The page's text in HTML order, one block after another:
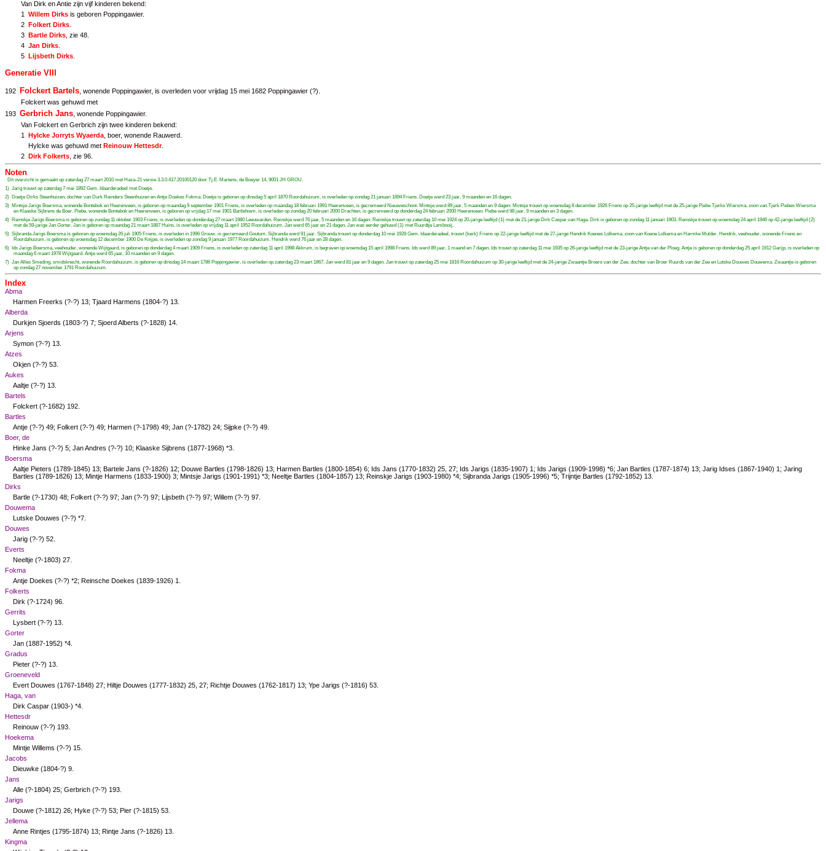
Van Dirk en Antie zijn vijf kinderen bekend:
1
Willem Dirksis geboren Poppingawier.
2 Folkert Dirks.
3 Bartle Dirks, zie 48.
4 Jan Dirks.
5 Lijsbeth Dirks.
Generatie VIII
192 Folckert Bartels, wonende Poppingawier, is overleden voor vrijdag 15 mei 1682 Poppingawier (?).
Folckert was gehuwd met
193 Gerbrich Jans, wonende Poppingawier.
Van Folckert en Gerbrich zijn twee kinderen bekend:
1
Hylcke Jorryts Wyaerda, boer, wonende Rauwerd.
Hylcke was gehuwd met Reinouw Hettesdr.
2
Dirk Folkerts, zie 96.
Noten
Dit overzicht is gemaakt op zaterdag 27 maart 2010 met Haza-21 versie 3.3.0.417.20100120 door Tj.E. Martens, de Boeyer 14, 9001 JH GROU.
1) Jarig trouwt op zaterdag 7 mei 1892 Gem. Idaarderadeel met Doetje.
2) Doetje Dirks Steenhuizen, dochter van Durk Reinders Steenhuizen en Antje Doekes Fokma. Doetje is geboren op dinsdag 5 april 1870 Roordahuizum, is overleden op zondag 21 januari 1894 Friens. Doetje werd 23 jaar, 9 maanden en 16 dagen.
3) Mintsje Jarigs Boersma, wonende Bontebok en Heerenveen, is geboren op maandag 9 september 1901 Friens, is overleden op maandag 18 februari 1991 Heerenveen, is gecremeerd Nieuweschoot. Mintsje werd 89 jaar, 5 maanden en 9 dagen. Mintsje trouwt op woensdag 8 december 1926 Friens op 25-jarige leeftijd met de 25-jarige Piebe Tjerks Wiersma, zoon van Tjerk Piebes Wiersma
en Klaaske Sijbrens de Boer. Piebe, wonende Bontebok en Heerenveen, is geboren op vrijdag 17 mei 1901 Bartlehiem, is overleden op zondag 20 februari 2000 Drachten, is gecremeerd op donderdag 24 februari 2000 Heerenveen. Piebe werd 98 jaar, 9 maanden en 3 dagen.
4) Reinskje Jarigs Boersma is geboren op zondag 11 oktober 1903 Friens, is overleden op donderdag 27 maart 1980 Leeuwarden. Reinskje werd 76 jaar, 5 maanden en 16 dagen. Reinskje trouwt op zaterdag 10 mei 1924 op 20-jarige leeftijd (1) met de 21-jarige Dirk Caspar van Haga. Dirk is geboren op zondag 11 januari 1903. Reinskje trouwt op woensdag 24 april 1946 op 42-jarige leeftijd (2)
met de 59-jarige Jan Gorter. Jan is geboren op maandag 21 maart 1887 Huins, is overleden op vrijdag 11 april 1952 Roordahuizum. Jan werd 65 jaar en 21 dagen. Jan was eerder gehuwd (1) met Ruurdtje Lambooij.
5) Sijbranda Jarigs Boersma is geboren op woensdag 26 juli 1905 Friens, is overleden in 1996 Grouw, is gecremeerd Goutum. Sijbranda werd 91 jaar. Sijbranda trouwt op donderdag 10 mei 1928 Gem. Idaarderadeel, trouwt (kerk) Friens op 22-jarige leeftijd met de 27-jarige Hendrik Koenes Lolkema, zoon van Koene Lolkema en Harmke Mulder. Hendrik, veehouder, wonende Friens en
Roordahuizum, is geboren op woensdag 12 december 1900 De Knijpe, is overleden op zondag 9 januari 1977 Roordahuizum. Hendrik werd 76 jaar en 28 dagen.
6) Ids Jarigs Boersma, veehouder, wonende Wijtgaard, is geboren op donderdag 4 maart 1909 Friens, is overleden op zaterdag 11 april 1998 Akkrum, is begraven op woensdag 15 april 1998 Friens. Ids werd 89 jaar, 1 maand en 7 dagen. Ids trouwt op zaterdag 11 mei 1935 op 26-jarige leeftijd met de 23-jarige Antje van der Ploeg. Antje is geboren op donderdag 25 april 1912 Garijp, is overleden op
maandag 6 maart 1978 Wijtgaard. Antje werd 65 jaar, 10 maanden en 9 dagen.
7) Jan Alles Smeding, smidsknecht, wonende Roordahuizum, is geboren op dinsdag 14 maart 1786 Poppingawier, is overleden op zaterdag 23 maart 1867. Jan werd 81 jaar en 9 dagen. Jan trouwt op zaterdag 25 mei 1816 Roordahuizum op 30-jarige leeftijd met de 24-jarige Zwaantje Broers van der Zee, dochter van Broer Ruurds van der Zee en Lutske Douwes Douwema. Zwaantje is geboren
op zondag 27 november 1791 Roordahuizum.
Index
Abma
Harmen Freerks (?-?) 13; Tjaard Harmens (1804-?) 13.
Alberda
Durkjen Sjoerds (1803-?) 7; Sjoerd Alberts (?-1828) 14.
Arjens
Symon (?-?) 13.
Atzes
Okjen (?-?) 53.
Aukes
Aaltje (?-?) 13.
Bartels
Folckert (?-1682) 192.
Bartles
Antje (?-?) 49; Folkert (?-?) 49; Harmen (?-1798) 49; Jan (?-1782) 24; Sijpke (?-?) 49.
Boer, de
Hinke Jans (?-?) 5; Jan Andres (?-?) 10; Klaaske Sijbrens (1877-1968) *3.
Boersma
Aaltje Pieters (1789-1845) 13; Bartele Jans (?-1826) 12; Douwe Bartles (1798-1826) 13; Harmen Bartles (1800-1854) 6; Ids Jans (1770-1832) 25, 27; Ids Jarigs (1835-1907) 1 ; Ids Jarigs (1909-1998) *6; Jan Bartles (1787-1874) 13; Jarig Idses (1867-1940) 1 ; Jaring
Bartles (1789-1826) 13; Mintje Harmens (1833-1900) 3; Mintsje Jarigs (1901-1991) *3; Neeltje Bartles (1804-1857) 13; Reinskje Jarigs (1903-1980) *4; Sijbranda Jarigs (1905-1996) *5; Trijntje Bartles (1792-1852) 13.
Dirks
Bartle (?-1730) 48; Folkert (?-?) 97; Jan (?-?) 97; Lijsbeth (?-?) 97; Willem (?-?) 97.
Douwema
Lutske Douwes (?-?) *7.
Douwes
Jarig (?-?) 52.
Everts
Neeltje (?-1803) 27.
Fokma
Antje Doekes (?-?) *2; Reinsche Doekes (1839-1926) 1
Folkerts
Dirk (?-1724) 96.
Gerrits
Lysbert (?-?) 13.
Gorter
Jan (1887-1952) *4.
Gradus
Pieter (?-?) 13.
Groeneveld
Evert Douwes (1767-1848) 27; Hiltje Douwes (1777-1832) 25, 27; Richtje Douwes (1762-1817) 13; Ype Jarigs (?-1816) 53.
Haga, van
Dirk Caspar (1903-) *4.
Hettesdr
Reinouw (?-?) 193.
Hoekema
Mintje Willems (?-?) 15.
Jacobs
Dieuwke (1804-?) 9.
Jans
Alle (?-1804) 25; Gerbrich (?-?) 193.
Jarigs
Douwe (?-1812) 26; Hyke (?-?) 53; Pier (?-1815) 53.
Jellema
Anne Rintjes (1795-1874) 13; Rintje Jans (?-1826) 13.
Kingma